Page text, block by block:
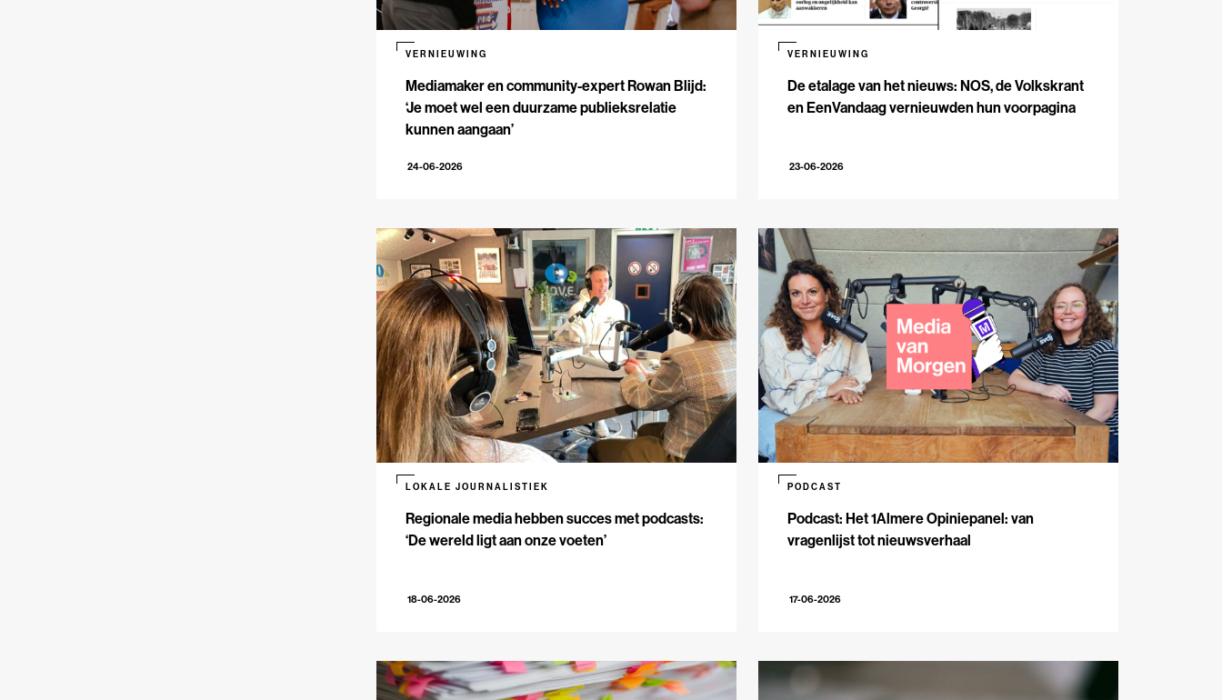
Mediamaker en community-expert Rowan Blijd:
‘Je moet wel een duurzame publieksrelatie
kunnen aangaan’
VERNIEUWING
24-06-2026
De etalage van het nieuws: NOS, de Volkskrant
en EenVandaag vernieuwden hun voorpagina
VERNIEUWING
23-06-2026
Regionale media hebben succes met podcasts:
‘De wereld ligt aan onze voeten’
LOKALE JOURNALISTIEK
18-06-2026
Podcast: Het 1Almere Opiniepanel: van
vragenlijst tot nieuwsverhaal
PODCAST
17-06-2026